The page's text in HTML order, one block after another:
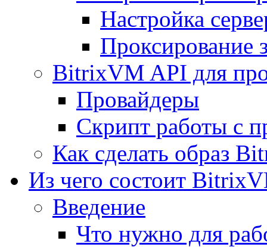
Настройка
Проксирование
BitrixVM API для
Провайдеры
Скрипт работы с
Как сделать образ
Из чего состоит
Введение
Что нужно для